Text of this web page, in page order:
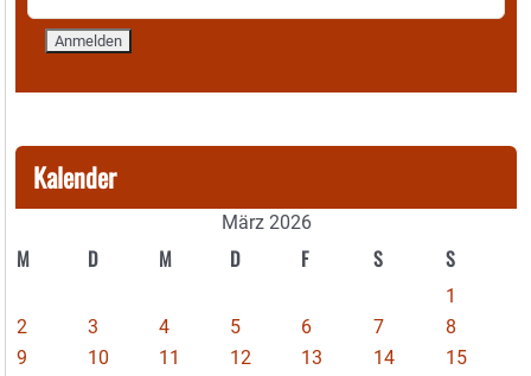
Kalender
März 2026
M D M D F S S
1
2
3 4 5 6 7
8
9
10 11 12 13 14
15